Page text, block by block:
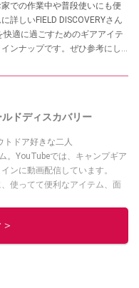
での作業中や普段使いにも便
詳しいFIELD DISCOVERYさん
適に過ごすためのギアアイテ
ンナップです。ぜひ参考にし
ルドディスカバリー
トドア好きな二人
。YouTubeでは、キャンプギア
ンに動画配信しています。
使ってて便利なアイテム、面